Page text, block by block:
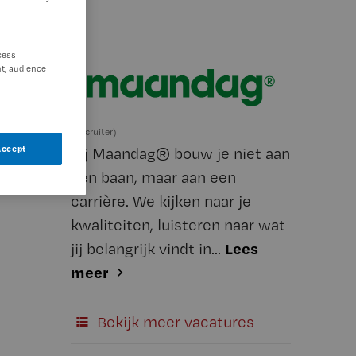
(Recruiter)
Bij Maandag® bouw je niet aan
een baan, maar aan een
carrière. We kijken naar je
kwaliteiten, luisteren naar wat
jij belangrijk vindt in... Lees
meer
Bekijk meer vacatures
audience